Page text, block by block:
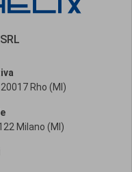
Rho (MI)
Milano (MI)